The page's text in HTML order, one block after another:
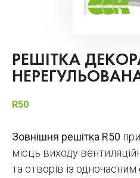
РЕШІТКА
R50
Зовнішня решітка R50
місць виходу
та отворів із